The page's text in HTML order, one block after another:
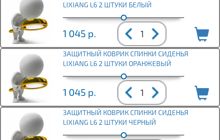
LIXIANG L6 2 ШТУКИ БЕЛЫЙ
1 045 р.
ЗАЩИТНЫЙ КОВРИК СПИНКИ СИДЕНЬЯ
LIXIANG L6 2 ШТУКИ ОРАНЖЕВЫЙ
1 045 р.
ЗАЩИТНЫЙ КОВРИК СПИНКИ СИДЕНЬЯ
LIXIANG L6 2 ШТУКИ ЧЕРНЫЙ